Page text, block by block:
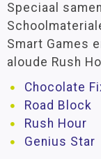
Speciaal
Smart Games
aloude Rush
Chocolate
Road Block
Rush Hour
Genius Star